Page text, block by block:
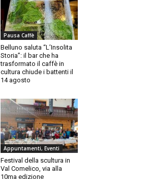
Pausa Caffè
Belluno saluta “L’Insolita
Storia”: il bar che ha
trasformato il caffè in
cultura chiude i battenti il
14 agosto
Appuntamenti, Eventi
Festival della scultura in
Val Comelico, via alla
10ma edizione